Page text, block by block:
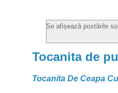
Se afișează postările
Tocanita de
Tocanita De Ceapa